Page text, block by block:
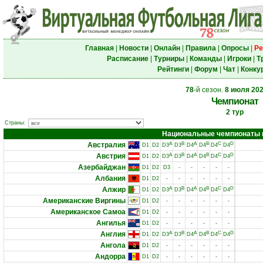
Главная| Новости| Онлайн| Правила| Опросы|
Расписание| Турниры| Команды| Игроки|
Рейтинги| Форум Чат|
78-й сезон. 8 июля
Чемпионат
2 тур
Страны:
Национальные чемпионаты
Австралия
D1 D2 D3A D3B D4A D4B D4C D4D
Австрия D1 D2 D3A D3B D4A D4B D4C D4D
Азербайджан D1 D2 D3 - - - - -
Албания D1 D2 - - - - - -
Алжир D1 D2 D3A D3B D4A D4B D4C D4D
Американские Виргины D1 D2 - - - - - -
Американское Самоа D1 D2 - - - - - -
Ангилья D1 D2 - - - - - -
Англия D1 D2 D3A D3B D4A D4B D4C D4D
Ангола D1 D2 - - - - - -
Андорра D1 D2 - - - - - -